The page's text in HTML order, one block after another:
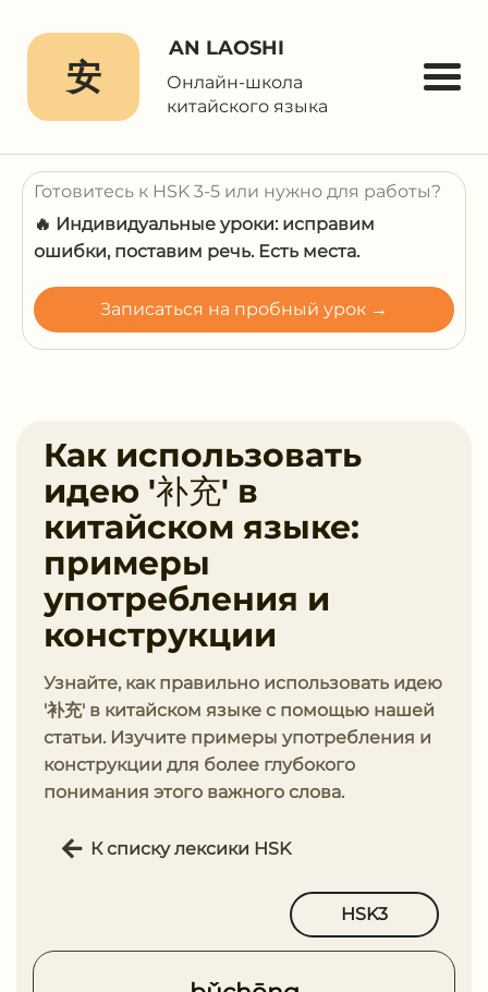
安
AN LAOSHI
Онлайн-школа
китайского языка
Готовитесь к HSK 3-5 или нужно для работы?
🔥 Индивидуальные уроки: исправим
ошибки, поставим речь. Есть места.
Записаться на пробный урок →
Как использовать
идею '补充' в
китайском языке:
примеры
употребления и
конструкции
Узнайте, как правильно использовать идею
'补充' в китайском языке с помощью нашей
статьи. Изучите примеры употребления и
конструкции для более глубокого
понимания этого важного слова.
К списку лексики HSK
HSK3